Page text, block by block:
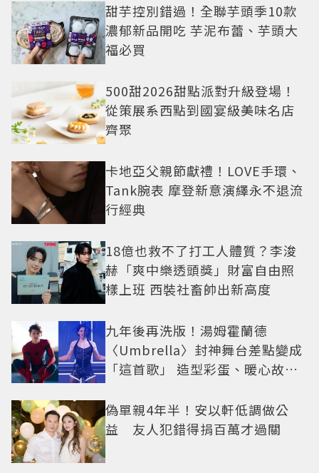
甜芋控別錯過！全聯芋頭季10款
濃郁新品開吃 芋泥布蕾、芋頭大
福必買
500甜2026甜點派對升級登場！
從策展系西點到國宴級美味名店
齊聚
卡地亞父親節獻禮！LOVE手環、
Tank腕表 摩登新意演繹永不退流
行經典
18億也救不了打工人體質？李浚
赫「爽中樂透頭獎」財富自由照
樣上班 西裝社畜帥出新高度
九年後再洗版！湯姆霍蘭德
〈Umbrella〉封神舞台差點變成
「這首歌」 造型彩蛋、暖心故事
偽單親4年半！安以軒低調做公
益 友人犯錯得捐百萬才過關